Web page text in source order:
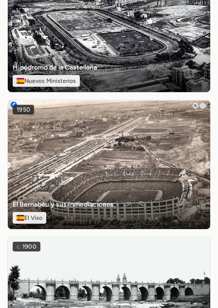
Hipódromo de la Castellana
Nuevos Ministerios
1950
El Bernabéu y sus inmediaciones.
El Viso
c. 1900